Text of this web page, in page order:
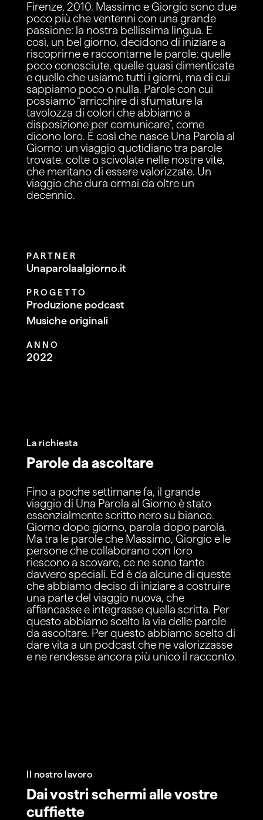
Firenze, 2010. Massimo e Giorgio sono due
poco più che ventenni con una grande
passione: la nostra bellissima lingua. E
così, un bel giorno, decidono di iniziare a
riscoprirne e raccontarne le parole: quelle
poco conosciute, quelle quasi dimenticate
e quelle che usiamo tutti i giorni, ma di cui
sappiamo poco o nulla. Parole con cui
possiamo “arricchire di sfumature la
tavolozza di colori che abbiamo a
disposizione per comunicare”, come
dicono loro. È così che nasce Una Parola al
Giorno: un viaggio quotidiano tra parole
trovate, colte o scivolate nelle nostre vite,
che meritano di essere valorizzate. Un
viaggio che dura ormai da oltre un
decennio.
PARTNER
Unaparolaalgiorno.it
PROGETTO
Produzione podcast
Musiche originali
ANNO
2022
La richiesta
Parole da ascoltare
Fino a poche settimane fa, il grande
viaggio di Una Parola al Giorno è stato
essenzialmente scritto nero su bianco.
Giorno dopo giorno, parola dopo parola.
Ma tra le parole che Massimo, Giorgio e le
persone che collaborano con loro
riescono a scovare, ce ne sono tante
davvero speciali. Ed è da alcune di queste
che abbiamo deciso di iniziare a costruire
una parte del viaggio nuova, che
affiancasse e integrasse quella scritta. Per
questo abbiamo scelto la via delle parole
da ascoltare. Per questo abbiamo scelto di
dare vita a un podcast che ne valorizzasse
e ne rendesse ancora più unico il racconto.
Il nostro lavoro
Dai vostri schermi alle vostre
cuffiette